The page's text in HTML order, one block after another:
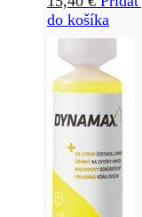
do košíka